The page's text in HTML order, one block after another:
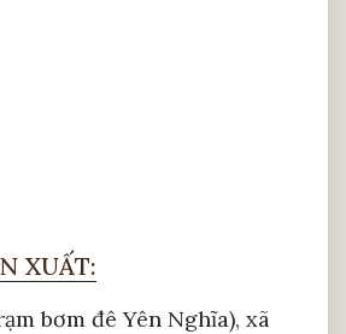
XUẤT:
bơm đê Yên Nghĩa), xã